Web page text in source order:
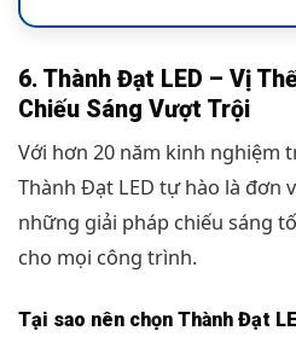
6. Thành Đạt LED – Vị
Chiếu Sáng Vượt Trội
Với hơn 20 năm kinh nghiệm
Thành Đạt LED tự hào là đơn
những giải pháp chiếu sáng
cho mọi công trình.
Tại sao nên chọn Thành Đạt